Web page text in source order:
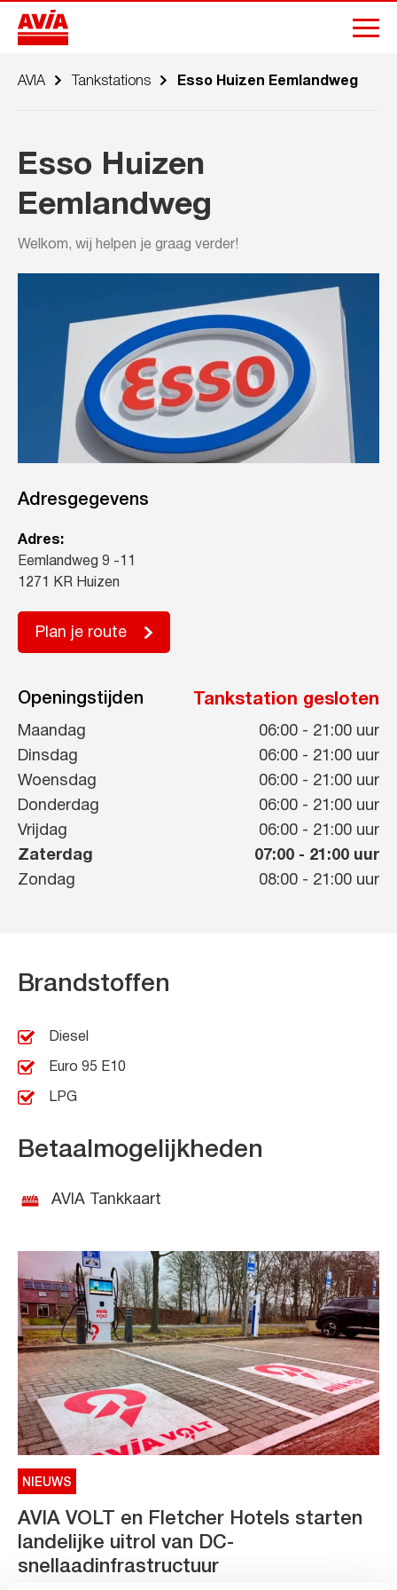
AVIA Tankstations Esso Huizen Eemlandweg
Esso Huizen
Eemlandweg
Welkom, wij helpen je graag verder!
Adresgegevens
Adres:
Eemlandweg 9 -11
1271 KR Huizen
Plan je route
Openingstijden Tankstation gesloten
Maandag 06:00 - 21:00 uur
Dinsdag
06:00 - 21:00 uur
Woensdag
06:00 - 21:00 uur
Donderdag
06:00 - 21:00 uur
Vrijdag
06:00 - 21:00 uur
Zaterdag
07:00 - 21:00 uur
Zondag
08:00 - 21:00 uur
Brandstoffen
Diesel
Euro 95 E10
LPG
Betaalmogelijkheden
AVIA Tankkaart
NIEUWS
AVIA VOLT en Fletcher Hotels starten
landelijke uitrol van DC-
snellaadinfrastructuur